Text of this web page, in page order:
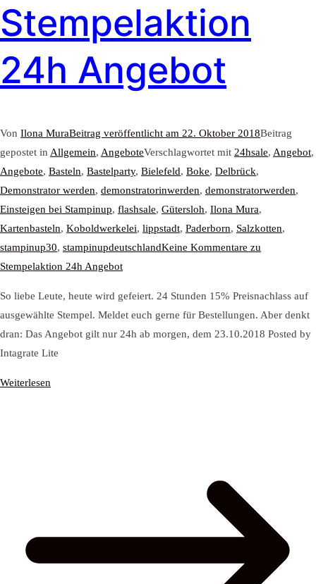
Stempelaktion
24h Angebot
Von Ilona MuraBeitrag veröffentlicht am 22. Oktober 2018Beitrag
gepostet in Allgemein, AngeboteVerschlagwortet mit 24hsale, Angebot,
Angebote, Basteln, Bastelparty, Bielefeld, Boke, Delbrück,
Demonstrator werden, demonstratorinwerden, demonstratorwerden,
Einsteigen bei Stampinup, flashsale, Gütersloh, Ilona Mura,
Kartenbasteln, Koboldwerkelei, lippstadt, Paderborn, Salzkotten,
stampinup30, stampinupdeutschlandKeine Kommentare zu
Stempelaktion 24h Angebot
So liebe Leute, heute wird gefeiert. 24 Stunden 15% Preisnachlass auf
ausgewählte Stempel. Meldet euch gerne für Bestellungen. Aber denkt
dran: Das Angebot gilt nur 24h ab morgen, dem 23.10.2018 Posted by
Intagrate Lite
Weiterlesen